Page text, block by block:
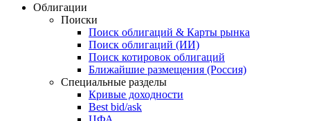
Облигации
Поиски
Поиск облигаций & Карты рынка
Поиск облигаций (ИИ)
Поиск котировок облигаций
Ближайшие размещения (Россия)
Специальные разделы
Кривые доходности
Best bid/ask